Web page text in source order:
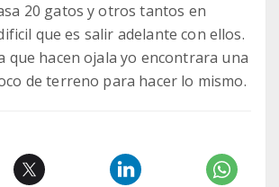
20 gatos y otros tantos en
que es salir adelante con ellos.
que hacen ojala yo encontrara una
de terreno para hacer lo mismo.